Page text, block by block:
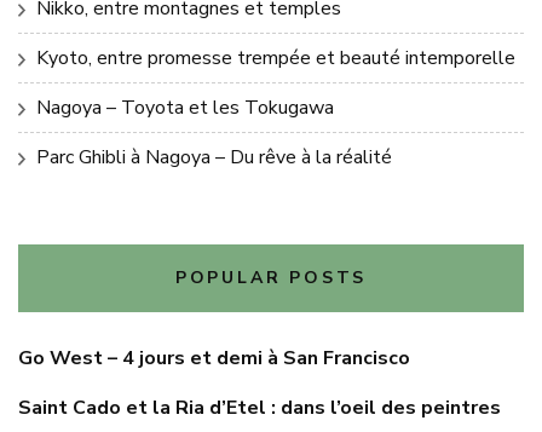
Nikko, entre montagnes et temples
Kyoto, entre promesse trempée et beauté intemporelle
Nagoya – Toyota et les Tokugawa
Parc Ghibli à Nagoya – Du rêve à la réalité
POPULAR POSTS
Go West – 4 jours et demi à San Francisco
Saint Cado et la Ria d’Etel : dans l’oeil des peintres